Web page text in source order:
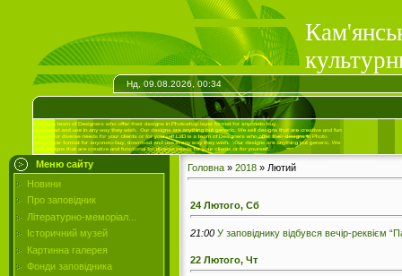
Нд, 09.08.2026, 00:34
Меню сайту
Новини
Про заповідник
Літературно-меморіал...
Історичний музей
Картинна галерея
Фонди заповідника
Головна » 2018 » Лютий
24 Лютого, Сб
21:00 У заповіднику відбувся вечір-реквієм
22 Лютого, Чт